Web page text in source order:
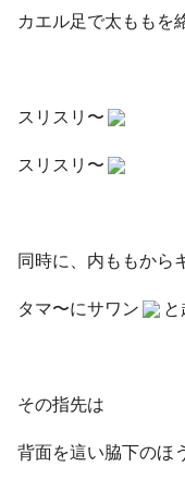
カエル足で太ももを
スリスリ〜
スリスリ〜
同時に、内ももから
タマ〜にサワン
その指先は
背面を這い脇下のほ